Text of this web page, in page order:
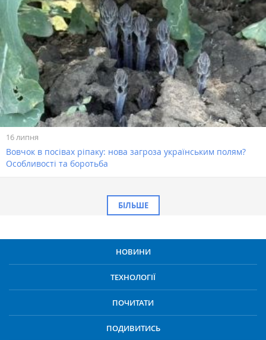
16 липня
Вовчок в посівах ріпаку: нова загроза українським полям?
Особливості та боротьба
БІЛЬШЕ
НОВИНИ
ТЕХНОЛОГІЇ
ПОЧИТАТИ
ПОДИВИТИСЬ